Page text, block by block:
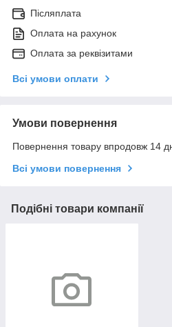
Післяплата
Оплата на рахунок
Оплата за реквізитами
Всі умови оплати
Умови повернення
Повернення товару впродовж 14
Всі умови повернення
Подібні товари компанії